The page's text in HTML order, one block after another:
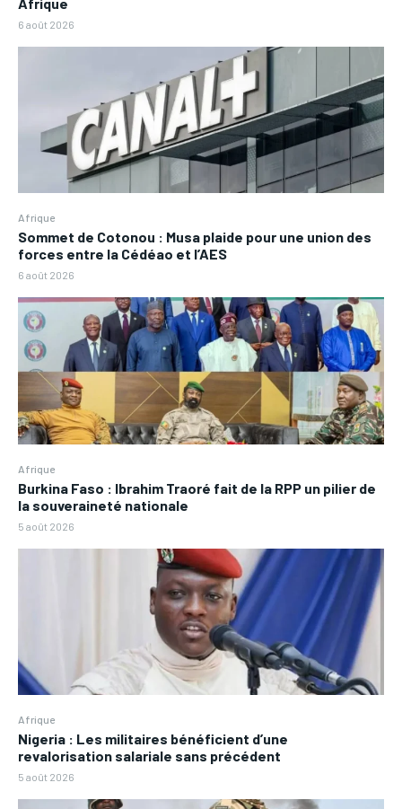
6 août 2026
Afrique
Sommet de Cotonou : Musa plaide pour une union des
forces entre la Cédéao et l’AES
6 août 2026
Afrique
Burkina Faso : Ibrahim Traoré fait de la RPP un pilier de
la souveraineté nationale
5 août 2026
Afrique
Nigeria : Les militaires bénéficient d’une
revalorisation salariale sans précédent
5 août 2026